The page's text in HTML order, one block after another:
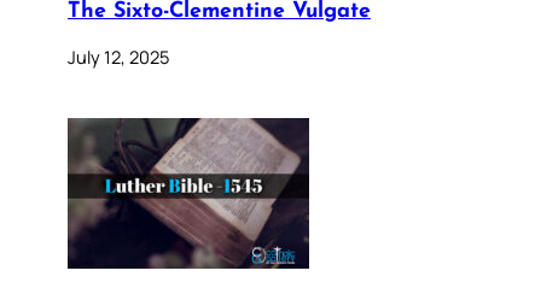
The Sixto-Clementine Vulgate
July 12, 2025